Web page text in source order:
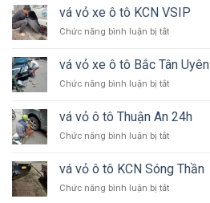
vỏ
xe
ô
24h
Dương
vá vỏ xe ô tô KCN VSIP
Chức năng bình luận bị tắtở
vỏ
xe
ô
KCN
vá vỏ xe ô tô Bắc Tân Uyên
Chức năng bình luận bị tắtở
vỏ
xe
ô
Bắc
Tân
Uyên
vá vỏ ô tô Thuận An 24h
Chức năng bình luận bị tắtở
ô
tô
vá vỏ ô tô KCN Sóng Thần
Chức năng bình luận bị tắtở